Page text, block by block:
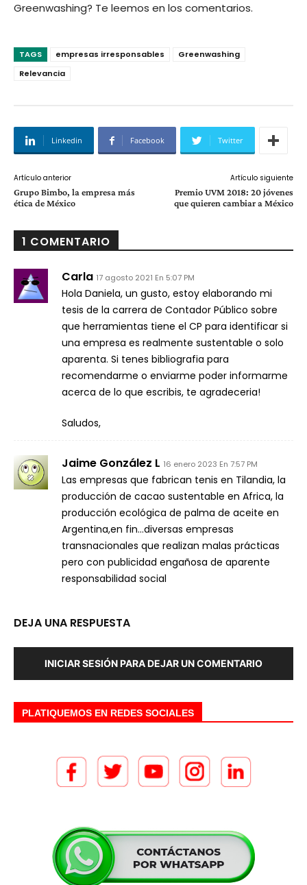
Greenwashing? Te leemos en los comentarios.
TAGS empresas irresponsables
Greenwashing
Relevancia
Linkedin Facebook Twitter
Artículo anterior
Grupo Bimbo, la empresa más
ética de México
Artículo siguiente
Premio UVM 2018: 20 jóvenes
que quieren cambiar a México
1 COMENTARIO
Carla 17 agosto 2021 En 5:07 PM
Hola Daniela, un gusto, estoy elaborando mi
tesis de la carrera de Contador Público sobre
que herramientas tiene el CP para identificar si
una empresa es realmente sustentable o solo
aparenta. Si tenes bibliografia para
recomendarme o enviarme poder informarme
acerca de lo que escribis, te agradeceria!
Saludos,
Jaime González L 16 enero 2023 En 7:57 PM
Las empresas que fabrican tenis en Tilandia, la
producción de cacao sustentable en Africa, la
producción ecológica de palma de aceite en
Argentina,en fin…diversas empresas
transnacionales que realizan malas prácticas
pero con publicidad engañosa de aparente
responsabilidad social
DEJA UNA RESPUESTA
INICIAR SESIÓN PARA DEJAR UN COMENTARIO
PLATIQUEMOS EN REDES SOCIALES